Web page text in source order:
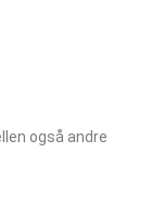
også andre